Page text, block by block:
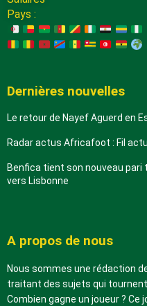
Pays :
Dernières nouvelles
Le retour de Nayef Aguerd en
Radar actus Africafoot : Fil
Benfica tient son nouveau pari
vers Lisbonne
A propos de nous
Nous sommes une rédaction
traitant des sujets qui
Combien gagne un joueur ? Ce